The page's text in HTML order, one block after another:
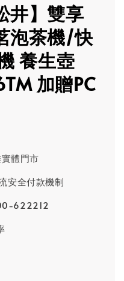
井】雙享
泡茶機/快
養生壺
加贈PC
體門市
安全付款機制
622212